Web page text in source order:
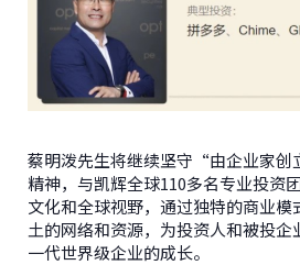
蔡明泼先生将继续坚守“由企业家
精神，与凯辉全球110多名专业投资
文化和全球视野，通过独特的商业
土的网络和资源，为投资人和被投
一代世界级企业的成长。